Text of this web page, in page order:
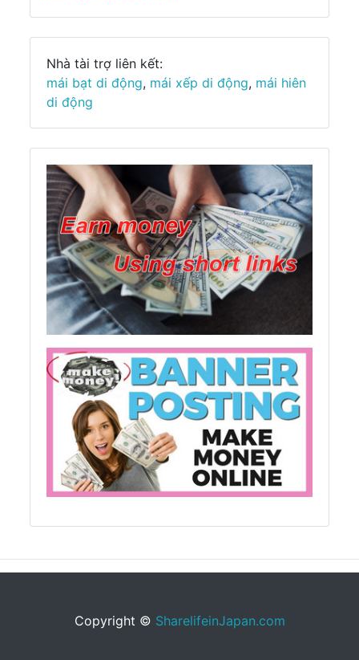
Nhà tài trợ liên kết:
mái bạt di động, mái xếp di động, mái hiên
di động
Copyright © SharelifeinJapan.com